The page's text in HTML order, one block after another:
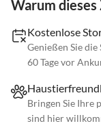
Warum dieses
Kostenlose
Genießen Sie
60 Tage vor
Bringen Sie Ihre
sind hier